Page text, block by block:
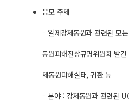
응모 주제
– 일제강제동원과 관련된
동원피해진상규명위원회 발
제동원피해실태, 귀환 등
– 분야 : 강제동원과 관련된